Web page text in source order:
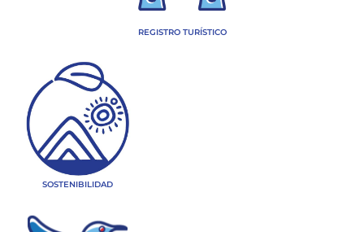
REGISTRO TURÍSTICO
SOSTENIBILIDAD